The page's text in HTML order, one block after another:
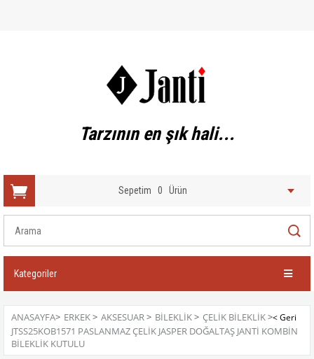
Tarzının en şık hali...
Sepetim 0 Ürün
Kategoriler
ANASAYFA> ERKEK> AKSESUAR> BILEKLIK> ÇELIK BILEKLIK>
JTSS25KOB1571 PASLANMAZ ÇELİK JASPER DOĞALTAŞ JANTİ KOMBİN
BİLEKLİK KUTULU